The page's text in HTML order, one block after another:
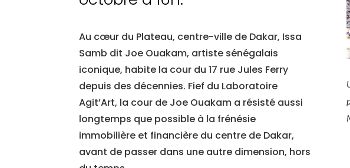
Au cœur du Plateau, centre-ville de Dakar, Issa
Samb dit Joe Ouakam, artiste sénégalais
iconique, habite la cour du 17 rue Jules Ferry
depuis des décennies. Fief du Laboratoire
Agit’Art, la cour de Joe Ouakam a résisté aussi
longtemps que possible à la frénésie
immobilière et financière du centre de Dakar,
avant de passer dans une autre dimension, hors